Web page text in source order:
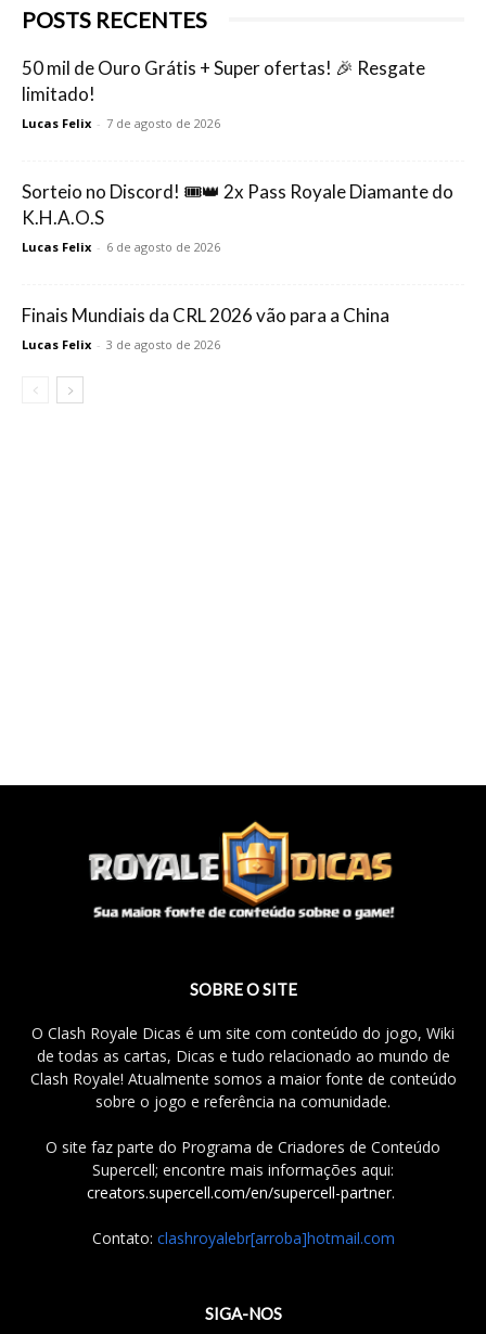
POSTS RECENTES
50 mil de Ouro Grátis + Super ofertas! 🎉 Resgate
limitado!
Lucas Felix - 7 de agosto de 2026
Sorteio no Discord! 🎟️👑 2x Pass Royale Diamante do
K.H.A.O.S
Lucas Felix - 6 de agosto de 2026
Finais Mundiais da CRL 2026 vão para a China
Lucas Felix - 3 de agosto de 2026
SOBRE O SITE
O Clash Royale Dicas é um site com conteúdo do jogo, Wiki
de todas as cartas, Dicas e tudo relacionado ao mundo de
Clash Royale! Atualmente somos a maior fonte de conteúdo
sobre o jogo e referência na comunidade.
O site faz parte do Programa de Criadores de Conteúdo
Supercell; encontre mais informações aqui:
creators.supercell.com/en/supercell-partner.
Contato: clashroyalebr[arroba]hotmail.com
SIGA-NOS